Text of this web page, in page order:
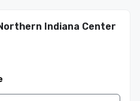
Indiana Center